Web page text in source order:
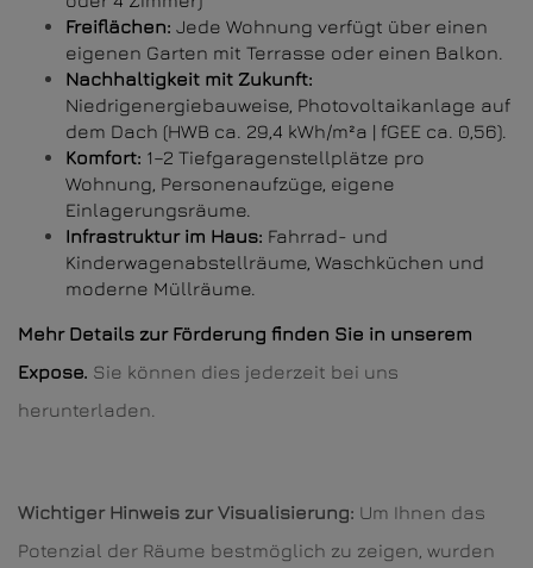
Freiflächen: Jede Wohnung verfügt über einen
eigenen Garten mit Terrasse oder einen Balkon.
Nachhaltigkeit mit Zukunft:
Niedrigenergiebauweise, Photovoltaikanlage auf
dem Dach (HWB ca. 29,4 kWh/m²a | fGEE ca. 0,56).
Komfort: 1–2 Tiefgaragenstellplätze pro
Wohnung, Personenaufzüge, eigene
Einlagerungsräume.
Infrastruktur im Haus: Fahrrad- und
Kinderwagenabstellräume, Waschküchen und
moderne Müllräume.
Mehr Details zur Förderung finden Sie in unserem
Expose. Sie können dies jederzeit bei uns
herunterladen.
Wichtiger Hinweis zur Visualisierung: Um Ihnen das
Potenzial der Räume bestmöglich zu zeigen, wurden